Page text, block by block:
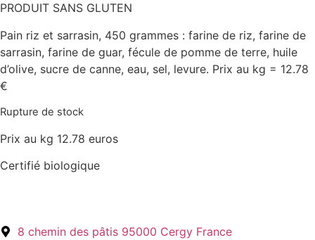
PRODUIT SANS GLUTEN
Pain riz et sarrasin, 450 grammes : farine de riz, farine de
sarrasin, farine de guar, fécule de pomme de terre, huile
d’olive, sucre de canne, eau, sel, levure. Prix au kg = 12.78
€
Rupture de stock
Prix au kg 12.78 euros
Certifié biologique
8 chemin des pâtis 95000 Cergy France